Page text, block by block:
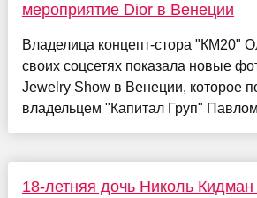
мероприятие Dior в Венеции
Владелица концепт-стора "КМ20"
своих соцсетях показала новые
Jewelry Show в Венеции, которое
владельцем "Капитал Груп"
18-летняя дочь Николь